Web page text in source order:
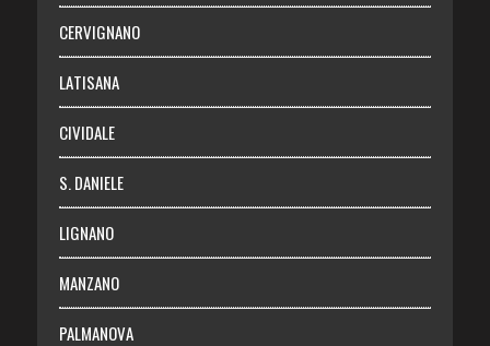
Abbonati
Login
CERVIGNANO
LATISANA
CIVIDALE
S. DANIELE
LIGNANO
MANZANO
PALMANOVA